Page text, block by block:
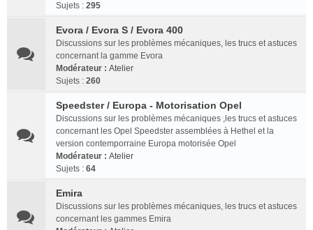
Sujets : 295
Evora / Evora S / Evora 400
Discussions sur les problèmes mécaniques, les trucs et astuces
concernant la gamme Evora
Modérateur : Atelier
Sujets : 260
Speedster / Europa - Motorisation Opel
Discussions sur les problèmes mécaniques ,les trucs et astuces
concernant les Opel Speedster assemblées à Hethel et la
version contemporraine Europa motorisée Opel
Modérateur : Atelier
Sujets : 64
Emira
Discussions sur les problèmes mécaniques, les trucs et astuces
concernant les gammes Emira